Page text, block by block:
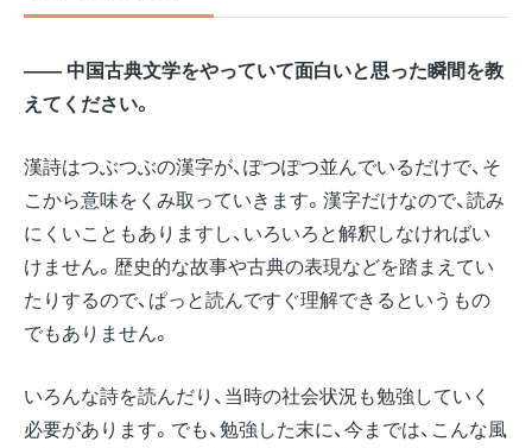
―― 中国古典文学をやっていて面白いと思った瞬間を教
えてください。
漢詩はつぶつぶの漢字が、ぽつぽつ並んでいるだけで、そ
こから意味をくみ取っていきます。漢字だけなので、読み
にくいこともありますし、いろいろと解釈しなければい
けません。歴史的な故事や古典の表現などを踏まえてい
たりするので、ぱっと読んですぐ理解できるというもの
でもありません。
いろんな詩を読んだり、当時の社会状況も勉強していく
必要があります。でも、勉強した末に、今までは、こんな風